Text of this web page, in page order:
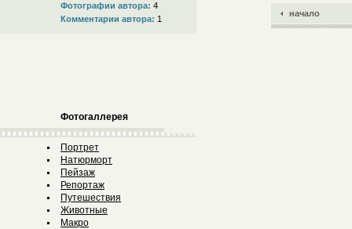
Фотографии автора: 4
Комментарии автора: 1
Фотогаллерея
Портрет
Натюрморт
Пейзаж
Репортаж
Путешествия
Животные
Макро
начало